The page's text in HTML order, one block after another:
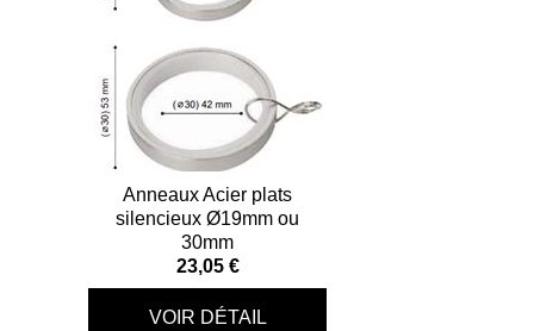
Anneaux Acier plats
silencieux Ø19mm ou
30mm
23,05 €